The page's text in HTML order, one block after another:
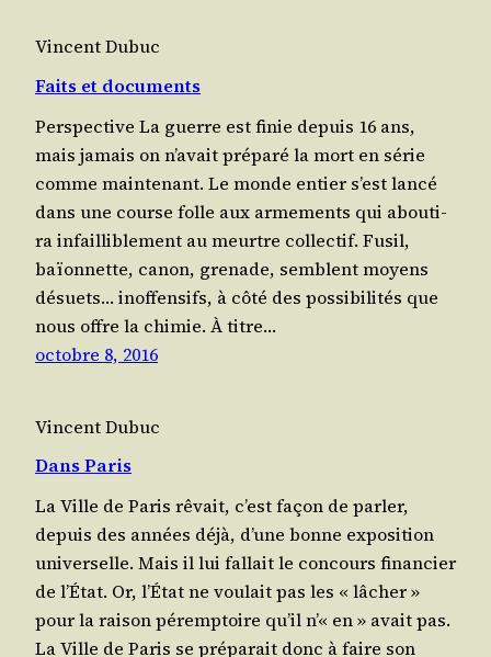
Vincent Dubuc
Faits et documents
Perspective La guerre est finie depuis 16 ans,
mais jamais on n’a­vait pré­pa­ré la mort en série
comme main­te­nant. Le monde entier s’est lan­cé
dans une course folle aux arme­ments qui abou­ti­
ra infailli­ble­ment au meurtre col­lec­tif. Fusil,
baïon­nette, canon, gre­nade, semblent moyens
désuets… inof­fen­sifs, à côté des pos­si­bi­li­tés que
nous offre la chi­mie. À titre…
octobre 8, 2016
Vincent Dubuc
Dans Paris
La Ville de Paris rêvait, c’est façon de par­ler,
depuis des années déjà, d’une bonne expo­si­tion
uni­ver­selle. Mais il lui fal­lait le concours finan­cier
de l’É­tat. Or, l’É­tat ne vou­lait pas les « lâcher »
pour la rai­son péremp­toire qu’il n’« en » avait pas.
La Ville de Paris se pré­pa­rait donc à faire son